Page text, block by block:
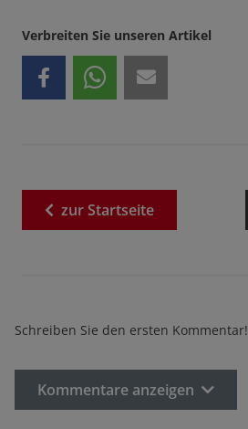
Verbreiten Sie unseren Artikel
zurStartseite
Schreiben Sie den ersten Kommentar!
Kommentare anzeigen